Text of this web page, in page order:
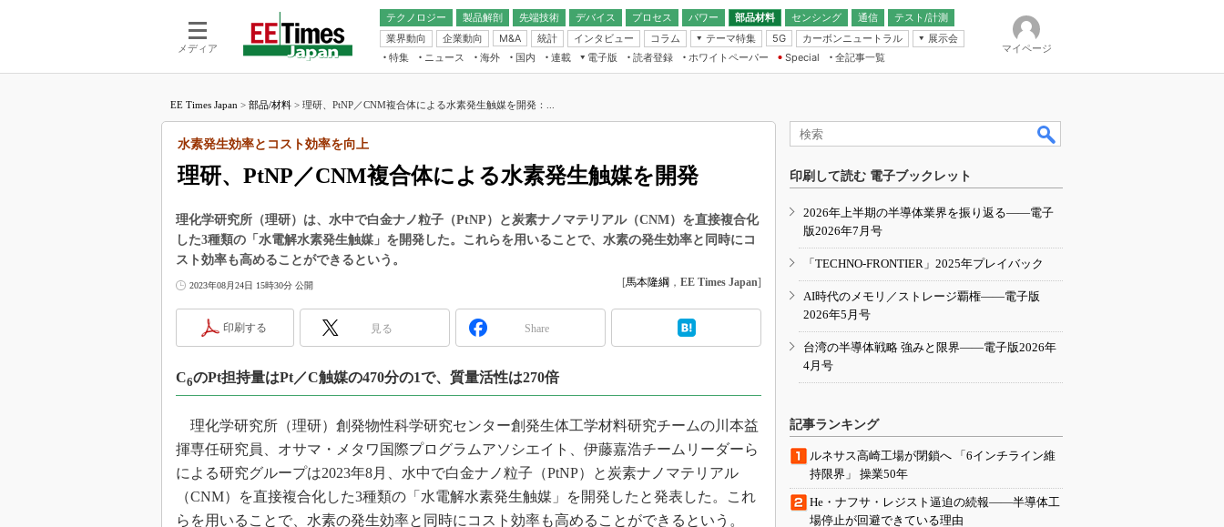
メディア
テクノロジー 製品解剖
先端技術
電池／エネルギー
デバイス
アナログ
マイコン
プロセス パワー 部品材料 センシング
通信
無線
テスト/計測
業界動向
企業動向 M&A 統計 インタビュー コラム
テーマ特集
フィジカルAI
読者調査（EE Times Research）
IoT
エレクトロニクス入門（EDN
5G カーボンニュートラル
展示会
IoT・エッジコンピューティング
EXPO
TECHNO-FRONTIER
人とくるま展
特集 ニュース 海外 国内
連載
福田昭のデバイス通信
大山聡の業界スコープ
リタイア直前エンジニアの社会人大
学漂流記
この10年で起こったこと、次の10年
製品分解で探るアジアの新トレンド
“異端児エンジニア”が仕掛けた社内
改革、執念の180日
JASA発IoT通信
電子版
電子ブックレット
読者登録 ホワイトペーパー
Special
全記事一覧
マイページ
EE Times Japan > 部品/材料 > 理研、PtNP／CNM複合体による水素発生触媒を開発：...
理研、PtNP／CNM複合体による水素発生触媒を開発
水素発生効率とコスト効率を向上
理化学研究所（理研）は、水中で白金ナノ粒子（PtNP）と炭素ナノマテリアル（CNM）を直接複合化
した3種類の「水電解水素発生触媒」を開発した。これらを用いることで、水素の発生効率と同時にコ
スト効率も高めることができるという。
2023年08月24日 15時30分 公開 [馬本隆綱 ， EE Times Japan]
印刷する 見る Share
C6のPt担持量はPt／C触媒の470分の1で、質量活性は270倍
理化学研究所（理研）創発物性科学研究センター創発生体工学材料研究チームの川本益
揮専任研究員、オサマ・メタワ国際プログラムアソシエイト、伊藤嘉浩チームリーダーら
による研究グループは2023年8月、水中で白金ナノ粒子（PtNP）と炭素ナノマテリアル
（CNM）を直接複合化した3種類の「水電解水素発生触媒」を開発したと発表した。これ
らを用いることで、水素の発生効率と同時にコスト効率も高めることができるという。
印刷して読む 電子ブックレット
2026年上半期の半導体業界を振り返る――電子
版2026年7月号
「TECHNO-FRONTIER」2025年プレイバック
AI時代のメモリ／ストレージ覇権――電子版
2026年5月号
台湾の半導体戦略 強みと限界――電子版2026年
4月号
記事ランキング
ルネサス高崎工場が閉鎖へ 「6インチライン維
持限界」 操業50年
He・ナフサ・レジスト逼迫の続報――半導体工
場停止が回避できている理由